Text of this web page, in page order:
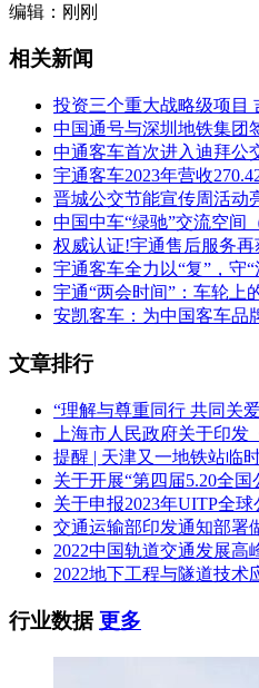
编辑：刚刚
相关新闻
投资三个重大战略级项目
中国通号与深圳地铁集团
中通客车首次进入迪拜公
宇通客车2023年营收
晋城公交节能宣传周活动
中国中车“绿驰”交流空间
权威认证!宇通售后服务
宇通客车全力以“复”，守“
宇通“两会时间”：车轮上
安凯客车：为中国客车品
文章排行
“理解与尊重同行 共同关
上海市人民政府关于印发
提醒 | 天津又一地铁站临
关于开展“第四届5.20全
关于申报2023年UITP全
交通运输部印发通知部署
2022中国轨道交通发展高
2022地下工程与隧道技术
行业数据更多